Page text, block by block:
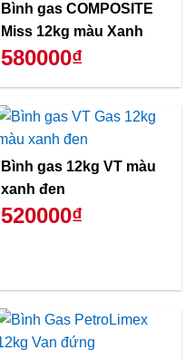
Bình gas COMPOSITE
Miss 12kg màu Xanh
580000₫
Bình gas 12kg VT màu
xanh đen
520000₫